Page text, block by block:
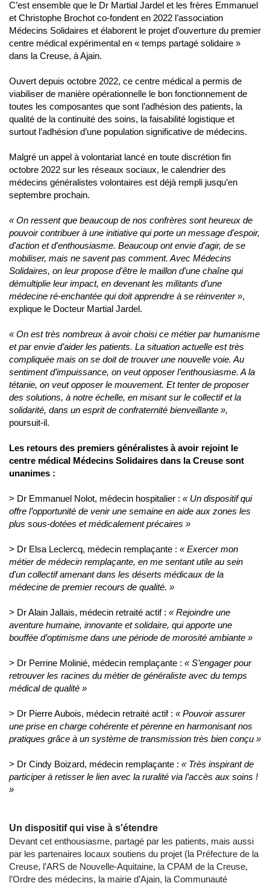
C’est ensemble que le Dr Martial Jardel et les frères Emmanuel
et Christophe Brochot co-fondent en 2022 l’association
Médecins Solidaires et élaborent le projet d’ouverture du premier
centre médical expérimental en « temps partagé solidaire »
dans la Creuse, à Ajain.
Ouvert depuis octobre 2022, ce centre médical a permis de
viabiliser de manière opérationnelle le bon fonctionnement de
toutes les composantes que sont l’adhésion des patients, la
qualité de la continuité des soins, la faisabilité logistique et
surtout l’adhésion d’une population significative de médecins.
Malgré un appel à volontariat lancé en toute discrétion fin
octobre 2022 sur les réseaux sociaux, le calendrier des
médecins généralistes volontaires est déjà rempli jusqu’en
septembre prochain.
« On ressent que beaucoup de nos confrères sont heureux de
pouvoir contribuer à une initiative qui porte un message d'espoir,
d'action et d'enthousiasme. Beaucoup ont envie d'agir, de se
mobiliser, mais ne savent pas comment. Avec Médecins
Solidaires, on leur propose d'être le maillon d'une chaîne qui
démultiplie leur impact, en devenant les militants d’une
médecine ré-enchantée qui doit apprendre à se réinventer »,
explique le Docteur Martial Jardel.
« On est très nombreux à avoir choisi ce métier par humanisme
et par envie d’aider les patients. La situation actuelle est très
compliquée mais on se doit de trouver une nouvelle voie. Au
sentiment d’impuissance, on veut opposer l’enthousiasme. A la
tétanie, on veut opposer le mouvement. Et tenter de proposer
des solutions, à notre échelle, en misant sur le collectif et la
solidarité, dans un esprit de confraternité bienveillante »,
poursuit-il.
Les retours des premiers généralistes à avoir rejoint le
centre médical Médecins Solidaires dans la Creuse sont
unanimes :
> Dr Emmanuel Nolot, médecin hospitalier : « Un dispositif qui
offre l’opportunité de venir une semaine en aide aux zones les
plus sous-dotées et médicalement précaires »
> Dr Elsa Leclercq, médecin remplaçante : « Exercer mon
métier de médecin remplaçante, en me sentant utile au sein
d'un collectif amenant dans les déserts médicaux de la
médecine de premier recours de qualité. »
> Dr Alain Jallais, médecin retraité actif : « Rejoindre une
aventure humaine, innovante et solidaire, qui apporte une
bouffée d’optimisme dans une période de morosité ambiante »
> Dr Perrine Molinié, médecin remplaçante : « S’engager pour
retrouver les racines du métier de généraliste avec du temps
médical de qualité »
> Dr Pierre Aubois, médecin retraité actif : «Pouvoir assurer
une prise en charge cohérente et pérenne en harmonisant nos
pratiques grâce à un système de transmission très bien conçu »
> Dr Cindy Boizard, médecin remplaçante : « Très inspirant de
participer à retisser le lien avec la ruralité via l’accès aux soins !
»
Un dispositif qui vise à s'étendre
Devant cet enthousiasme, partagé par les patients, mais aussi
par les partenaires locaux soutiens du projet (la Préfecture de la
Creuse, l’ARS de Nouvelle-Aquitaine, la CPAM de la Creuse,
l’Ordre des médecins, la mairie d’Ajain, la Communauté